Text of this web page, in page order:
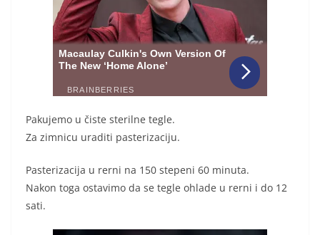
Pakujemo u čiste sterilne tegle.
Za zimnicu uraditi pasterizaciju.
Pasterizacija u rerni na 150 stepeni 60 minuta.
Nakon toga ostavimo da se tegle ohlade u rerni i do 12
sati.